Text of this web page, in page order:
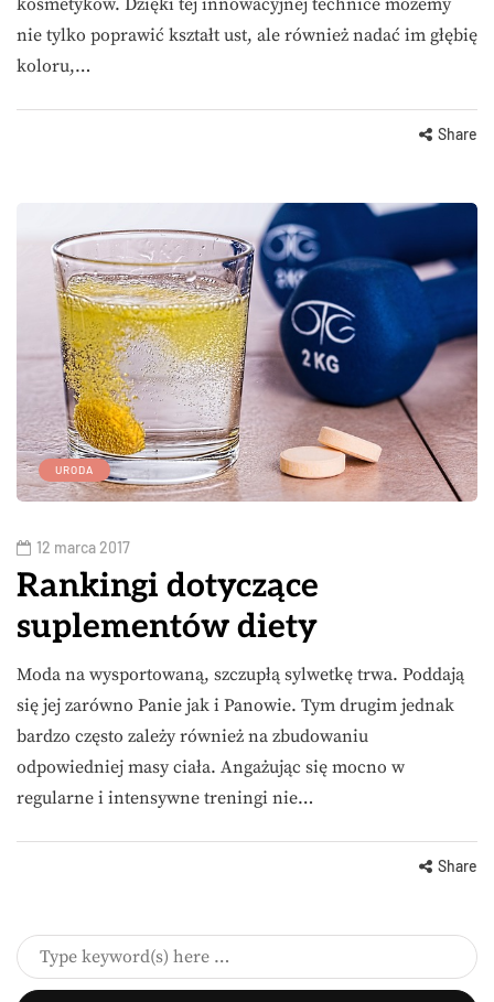
kosmetyków. Dzięki tej innowacyjnej technice możemy
nie tylko poprawić kształt ust, ale również nadać im głębię
koloru,…
Share
URODA
12 marca 2017
Rankingi dotyczące
suplementów diety
Moda na wysportowaną, szczupłą sylwetkę trwa. Poddają
się jej zarówno Panie jak i Panowie. Tym drugim jednak
bardzo często zależy również na zbudowaniu
odpowiedniej masy ciała. Angażując się mocno w
regularne i intensywne treningi nie…
Share